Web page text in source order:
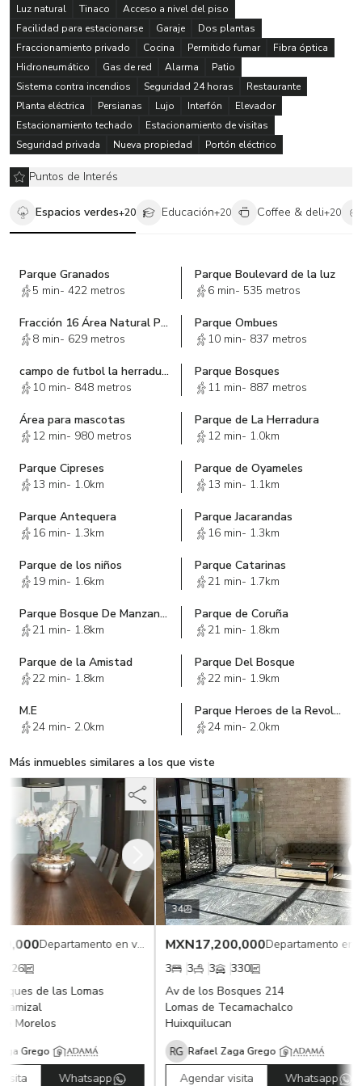
Luz natural
Tinaco
Acceso a nivel del piso
Facilidad para estacionarse
Garaje
Dos plantas
Fraccionamiento privado
Cocina Permitido fumar
Fibra óptica
Hidroneumático
Gas de red Alarma
Patio
Sistema contra incendios
Seguridad 24 horas
Restaurante
Planta eléctrica
Persianas Lujo Interfón
Elevador
Estacionamiento techado
Estacionamiento de visitas
Seguridad privada
Nueva propiedad Portón eléctrico
Puntos de Interés
Espacios verdes+20 Educación+20 Coffee & deli+20
Parque Granados
5 min- 422 metros
Parque Boulevard de la luz
6 min- 535 metros
Fracción 16 Área Natural Protegida "Bosques de las Lomas"
8 min- 629 metros
Parque Ombues
10 min- 837 metros
campo de futbol la herradura
10 min- 848 metros
Parque Bosques
11 min- 887 metros
Área para mascotas
12 min- 980 metros
Parque de La Herradura
12 min- 1.0km
Parque Cipreses
13 min- 1.0km
Parque de Oyameles
13 min- 1.1km
Parque Antequera
16 min- 1.3km
Parque Jacarandas
16 min- 1.3km
Parque de los niños
19 min- 1.6km
Parque Catarinas
21 min- 1.7km
Parque Bosque De Manzanos
21 min- 1.8km
Parque de Coruña
21 min- 1.8km
Parque de la Amistad
22 min- 1.8km
Parque Del Bosque
22 min- 1.9km
M.E
24 min- 2.0km
Parque Heroes de la Revolucion
24 min- 2.0km
Más inmuebles similares a los que viste
Departamento en venta
de las Lomas
Morelos
Grego
Whatsapp
34
MXN17,200,000
3 3
330
Av de los Bosques 214
Lomas de Tecamachalco
Huixquilucan
Rafael Zaga Grego
Agendar visita Whatsapp